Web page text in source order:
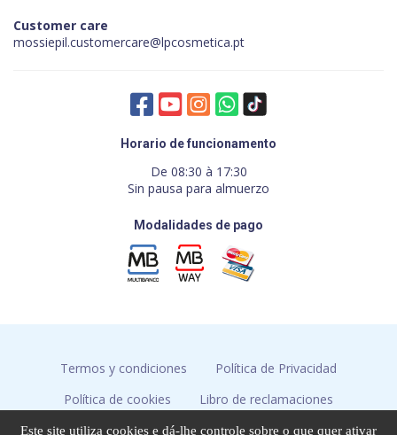
Customer care
mossiepil.customercare@lpcosmetica.pt
Horario de funcionamento
De 08:30 à 17:30
Sin pausa para almuerzo
Modalidades de pago
Termos y condiciones
Política de Privacidad
Política de cookies
Libro de reclamaciones
Resolución de conflictos
Este site utiliza cookies e dá-lhe controle sobre o que quer ativar